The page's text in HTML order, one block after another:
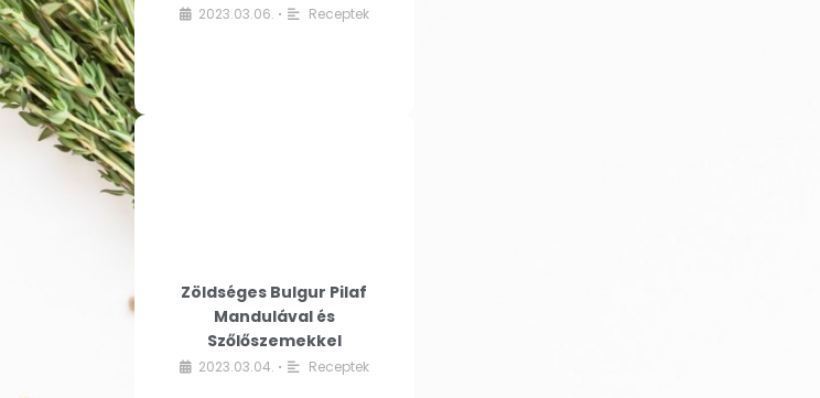
2023.03.06. • Receptek
Zöldséges Bulgur Pilaf
Mandulával és
Szőlőszemekkel
2023.03.04. • Receptek